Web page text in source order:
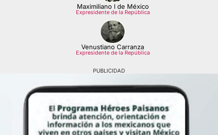
Maximiliano I de México
Expresidente de la República
Venustiano Carranza
Expresidente de la República
PUBLICIDAD